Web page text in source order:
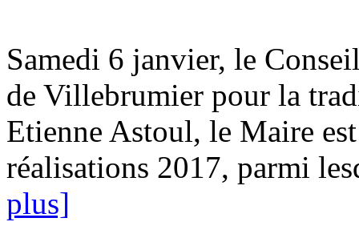
Samedi 6 janvier, le
de Villebrumier pour la
Etienne Astoul, le Maire
réalisations 2017, parmi
plus]